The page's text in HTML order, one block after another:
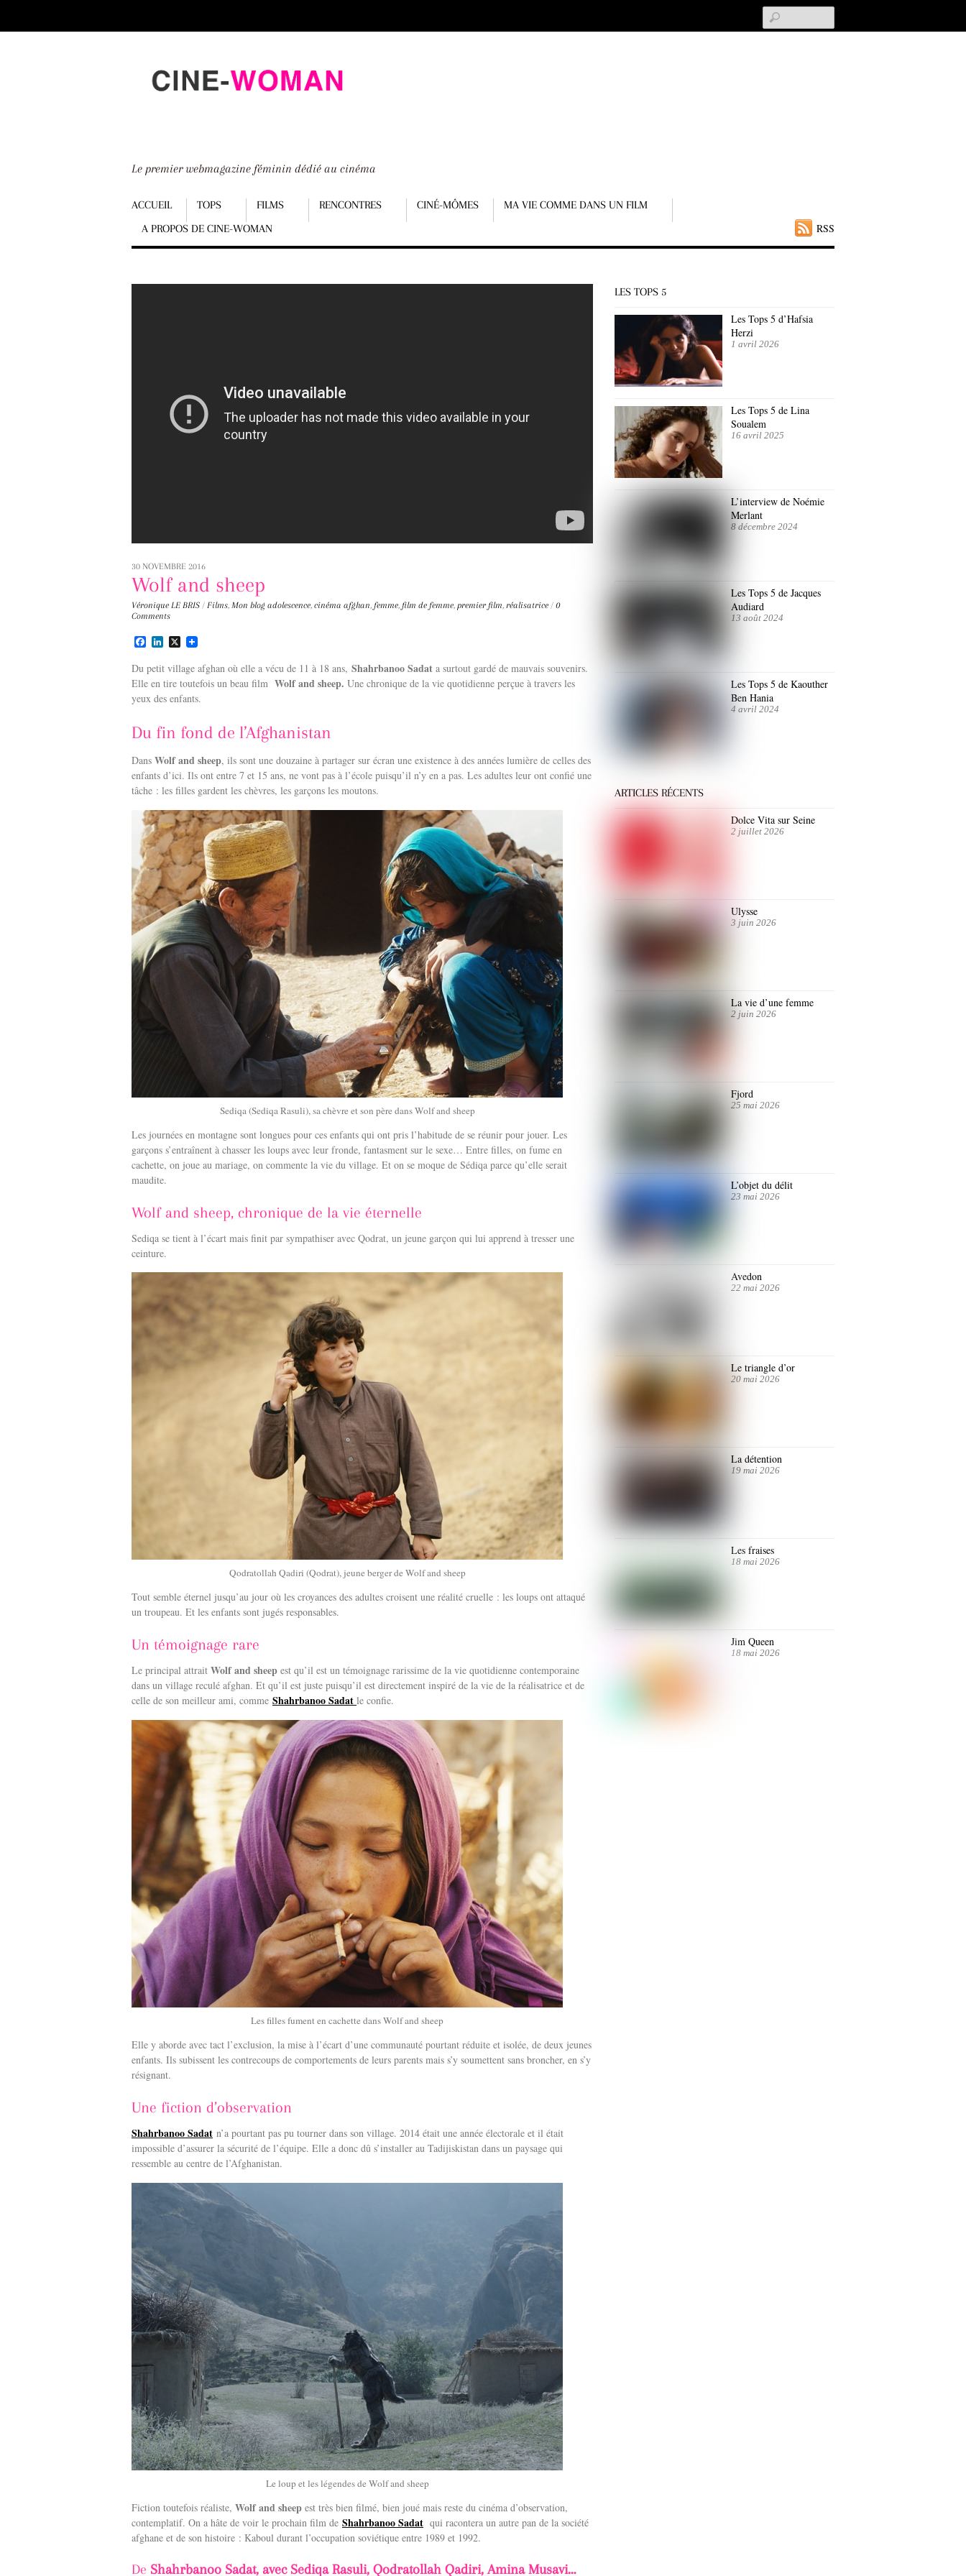
down
Le premier webmagazine féminin dédié au cinéma
RSS
Menu
ACCUEIL TOPS FILMS RENCONTRES CINÉ-MÔMES
MA VIE COMME DANS UN FILM
A PROPOS DE CINE-WOMAN
Scroll
to
30 NOVEMBRE 2016
Wolf and sheep
Véronique LE BRIS / Films, Mon blog adolescence, cinéma afghan, femme, film de femme, premier film, réalisatrice / 0
Comments
F
c
e
b
o
L
n
k
e
d
X
Du petit village afghan où elle a vécu de 11 à 18 ans, Shahrbanoo Sadat a surtout gardé de mauvais souvenirs.
Elle en tire toutefois un beau film Wolf and sheep. Une chronique de la vie quotidienne perçue à travers les
yeux des enfants.
Du fin fond de l’Afghanistan
Dans Wolf and sheep, ils sont une douzaine à partager sur écran une existence à des années lumière de celles des
enfants d’ici. Ils ont entre 7 et 15 ans, ne vont pas à l’école puisqu’il n’y en a pas. Les adultes leur ont confié une
tâche : les filles gardent les chèvres, les garçons les moutons.
Sediqa (Sediqa Rasuli), sa chèvre et son père dans Wolf and sheep
Les journées en montagne sont longues pour ces enfants qui ont pris l’habitude de se réunir pour jouer. Les
garçons s’entraînent à chasser les loups avec leur fronde, fantasment sur le sexe… Entre filles, on fume en
cachette, on joue au mariage, on commente la vie du village. Et on se moque de Sédiqa parce qu’elle serait
maudite.
Wolf and sheep, chronique de la vie éternelle
Sediqa se tient à l’écart mais finit par sympathiser avec Qodrat, un jeune garçon qui lui apprend à tresser une
ceinture.
Qodratollah Qadiri (Qodrat), jeune berger de Wolf and sheep
Tout semble éternel jusqu’au jour où les croyances des adultes croisent une réalité cruelle : les loups ont attaqué
un troupeau. Et les enfants sont jugés responsables.
Un témoignage rare
Le principal attrait Wolf and sheep est qu’il est un témoignage rarissime de la vie quotidienne contemporaine
dans un village reculé afghan. Et qu’il est juste puisqu’il est directement inspiré de la vie de la réalisatrice et de
celle de son meilleur ami, comme Shahrbanoo Sadat le confie.
Les filles fument en cachette dans Wolf and sheep
Elle y aborde avec tact l’exclusion, la mise à l’écart d’une communauté pourtant réduite et isolée, de deux jeunes
enfants. Ils subissent les contrecoups de comportements de leurs parents mais s’y soumettent sans broncher, en s’y
résignant.
Une fiction d’observation
Shahrbanoo Sadat n’a pourtant pas pu tourner dans son village. 2014 était une année électorale et il était
impossible d’assurer la sécurité de l’équipe. Elle a donc dû s’installer au Tadijiskistan dans un paysage qui
ressemble au centre de l’Afghanistan.
Le loup et les légendes de Wolf and sheep
Fiction toutefois réaliste, Wolf and sheep est très bien filmé, bien joué mais reste du cinéma d’observation,
contemplatif. On a hâte de voir le prochain film de Shahrbanoo Sadat qui racontera un autre pan de la société
afghane et de son histoire : Kaboul durant l’occupation soviétique entre 1989 et 1992.
De Shahrbanoo Sadat, avec Sediqa Rasuli, Qodratollah Qadiri, Amina Musavi…
LES TOPS 5
Les Tops 5 d’Hafsia
Herzi
1 avril 2026
Les Tops 5 de Lina
Soualem
16 avril 2025
L’interview de Noémie
Merlant
8 décembre 2024
Les Tops 5 de Jacques
Audiard
13 août 2024
Les Tops 5 de Kaouther
Ben Hania
4 avril 2024
ARTICLES RÉCENTS
Dolce Vita sur Seine
2 juillet 2026
Ulysse
3 juin 2026
La vie d’une femme
2 juin 2026
Fjord
25 mai 2026
L’objet du délit
23 mai 2026
Avedon
22 mai 2026
Le triangle d’or
20 mai 2026
La détention
19 mai 2026
Les fraises
18 mai 2026
Jim Queen
18 mai 2026